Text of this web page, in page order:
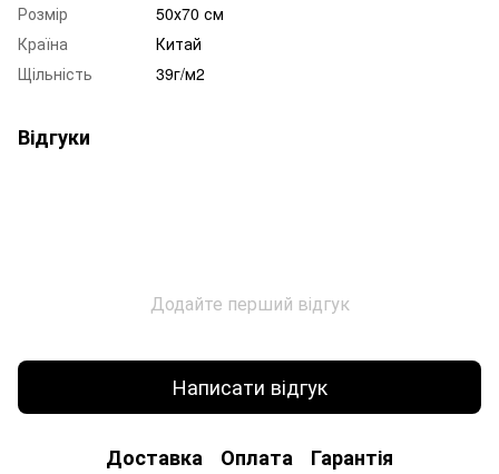
Розмір
50х70 см
Країна
Китай
Щільність
39г/м2
Відгуки
Додайте перший відгук
Написати відгук
Доставка Оплата Гарантія